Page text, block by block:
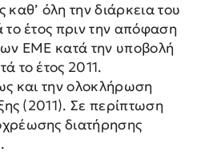
όλη την διάρκεια του
έτος πριν την απόφαση
ΕΜΕ κατά την υποβολή
το έτος 2011.
και την ολοκλήρωση
(2011). Σε περίπτωση
διατήρησης